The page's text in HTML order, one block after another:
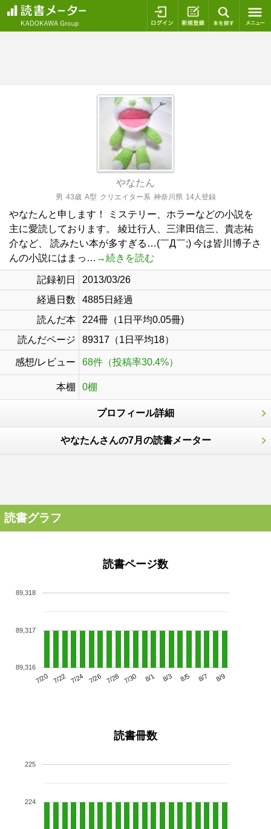
ログイン 新規登録
やなたん
男 43歳 A型 クリエイター系 神奈川県 14人登録
やなたんと申します！ ミステリー、ホラーなどの小説を
主に愛読しております。 綾辻行人、三津田信三、貴志祐
介など、 読みたい本が多すぎる…(￣Д￣;) 今は皆川博子さ
んの小説にはまっ… →続きを読む
記録初日
2013/03/26
経過日数
4885日経過
読んだ本
224冊（1日平均0.05冊)
読んだページ
89317（1日平均18）
感想/レビュー 68件（投稿率30.4%）
本棚 0棚
プロフィール詳細
やなたんさんの7月の読書メーター
読書グラフ
読書ページ数
7/20 7/22 7/24 7/26 7/28 7/30 8/1 8/3 8/5 8/7 8/9
89,316
89,317
89,318
読書冊数
224
225